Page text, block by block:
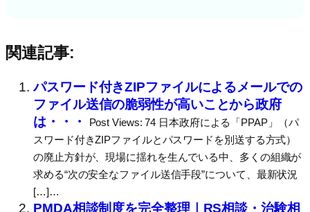
関連記事:
パスワード付きZIPファイルによるメールでの
ファイル送信の脆弱性が高いことから政府
は・・・
Post Views: 74 日本政府による「PPAP」（パ
スワード付きZIPファイルとパスワードを別送する方式）
の廃止方針が、現場に揺れを生んでいる中、多くの組織が
求める“次の安全なファイル送信手段”について、最新状況
[…]…
PMDA相談制度を完全整理｜RS相談・治験相